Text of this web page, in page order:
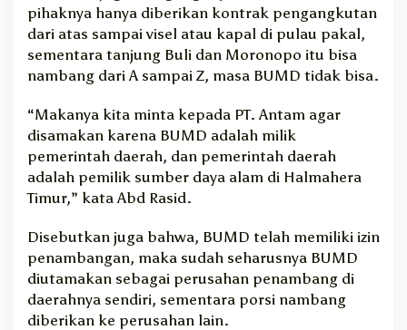
pihaknya hanya diberikan kontrak pengangkutan
dari atas sampai visel atau kapal di pulau pakal,
sementara tanjung Buli dan Moronopo itu bisa
nambang dari A sampai Z, masa BUMD tidak bisa.
“Makanya kita minta kepada PT. Antam agar
disamakan karena BUMD adalah milik
pemerintah daerah, dan pemerintah daerah
adalah pemilik sumber daya alam di Halmahera
Timur,” kata Abd Rasid.
Disebutkan juga bahwa, BUMD telah memiliki izin
penambangan, maka sudah seharusnya BUMD
diutamakan sebagai perusahan penambang di
daerahnya sendiri, sementara porsi nambang
diberikan ke perusahan lain.